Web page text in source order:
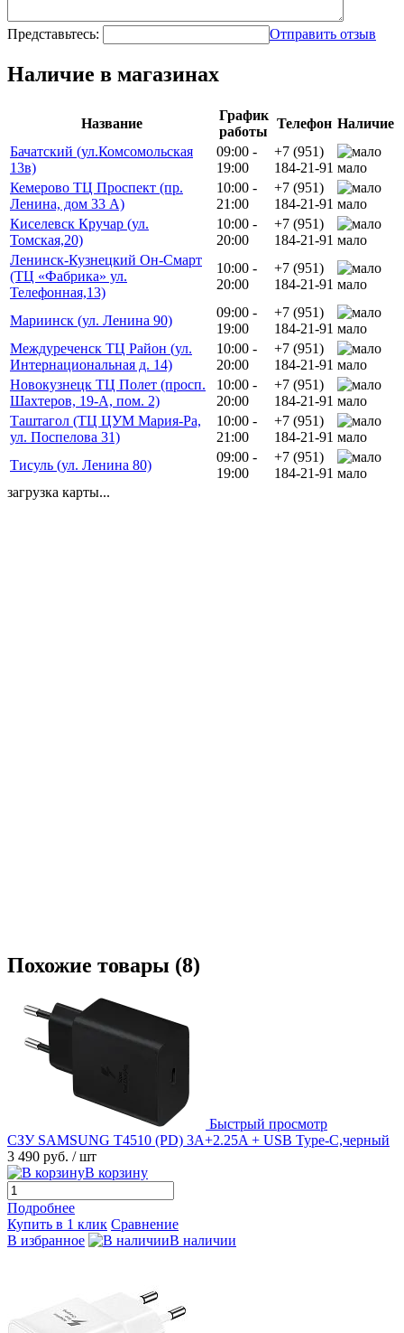
Представьтесь: Отправить отзыв
Наличие в магазинах
Название
График
работы
Телефон Наличие
Бачатский (ул.Комсомольская
13в)
09:00 -
19:00
+7 (951)
184-21-91 мало
Кемерово ТЦ Проспект (пр.
Ленина, дом 33 А)
10:00 -
21:00
+7 (951)
184-21-91 мало
Киселевск Кручар (ул.
Томская,20)
10:00 -
20:00
+7 (951)
184-21-91 мало
Ленинск-Кузнецкий Он-Смарт
(ТЦ «Фабрика» ул.
Телефонная,13)
10:00 -
20:00
+7 (951)
184-21-91 мало
Мариинск (ул. Ленина 90)
09:00 -
19:00
+7 (951)
184-21-91 мало
Междуреченск ТЦ Район (ул.
Интернациональная д. 14)
10:00 -
20:00
+7 (951)
184-21-91 мало
Новокузнецк ТЦ Полет (просп.
Шахтеров, 19-А, пом. 2)
10:00 -
20:00
+7 (951)
184-21-91 мало
Таштагол (ТЦ ЦУМ Мария-Ра,
ул. Поспелова 31)
10:00 -
21:00
+7 (951)
184-21-91 мало
Тисуль (ул. Ленина 80)
09:00 -
19:00
+7 (951)
184-21-91 мало
загрузка карты...
Похожие товары (8)
Быстрый просмотр
СЗУ SAMSUNG T4510 (PD) 3A+2.25A + USB Type-C,черный
3 490 руб. / шт
В корзину
Подробнее
Купить в 1 клик Сравнение
В избранное
В наличии